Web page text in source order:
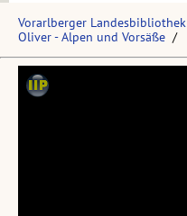
Vorarlberger Landesbibliothek
Oliver - Alpen und Vorsäße